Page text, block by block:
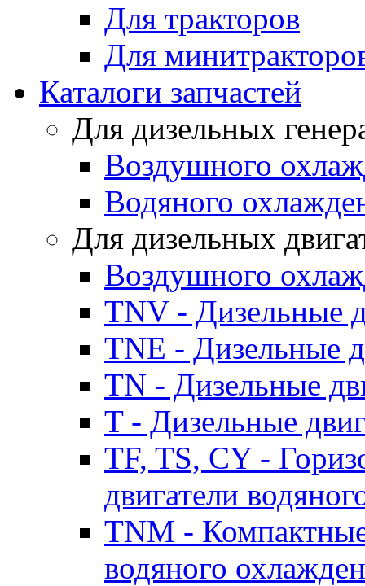
Для тракторов
Для
Каталоги запчастей
Для дизельных
Воздушного
Водяного
Для дизельных
Воздушного
TNV - Дизельные
TNE - Дизельные
TN - Дизельные
T - Дизельные
TF, TS, CY -
двигатели
TNM -
водяного